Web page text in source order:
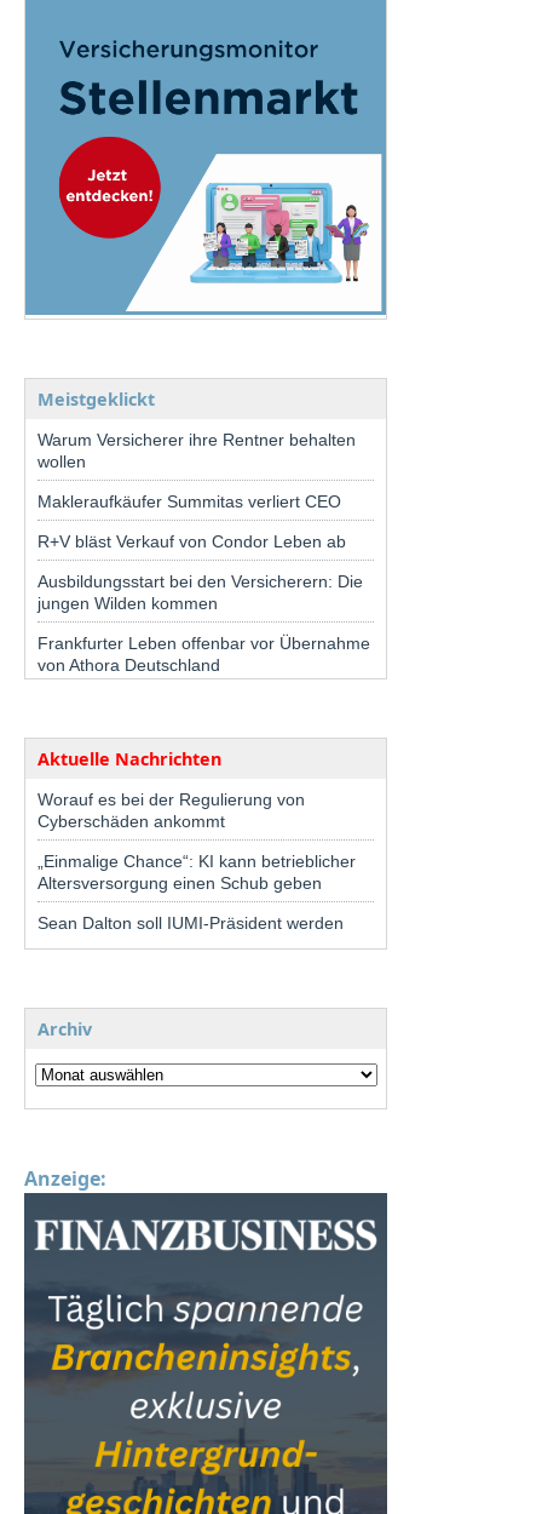
Meistgeklickt
Warum Versicherer ihre Rentner behalten
wollen
Makleraufkäufer Summitas verliert CEO
R+V bläst Verkauf von Condor Leben ab
Ausbildungsstart bei den Versicherern: Die
jungen Wilden kommen
Frankfurter Leben offenbar vor Übernahme
von Athora Deutschland
Aktuelle Nachrichten
Worauf es bei der Regulierung von
Cyberschäden ankommt
„Einmalige Chance“: KI kann betrieblicher
Altersversorgung einen Schub geben
Sean Dalton soll IUMI-Präsident werden
Archiv
Anzeige: